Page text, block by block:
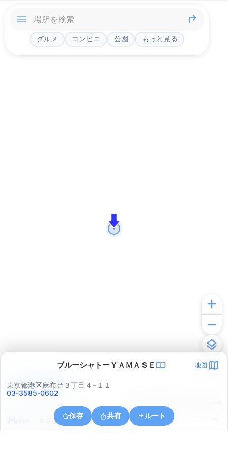
グルメ コンビニ 公園 もっと見る
ブルーシャトーＹＡＭＡＳＥ 地図
東京都港区麻布台３丁目４−１１
03-3585-0602
保存 共有 ルート
東京都港区芝浦１丁目１６
アプリで見る